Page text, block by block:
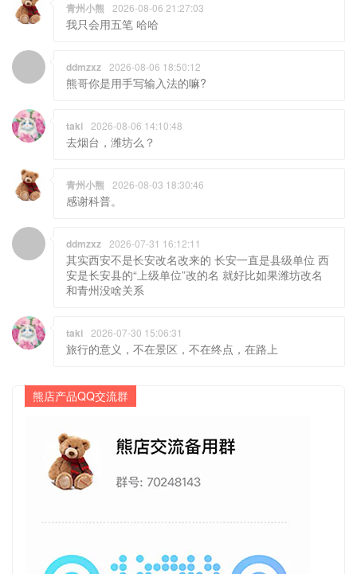
青州小熊 2026-08-06 21:27:03
我只会用五笔 哈哈
ddmzxz 2026-08-06 18:50:12
熊哥你是用手写输入法的嘛?
taki 2026-08-06 14:10:48
去烟台，潍坊么？
青州小熊 2026-08-03 18:30:46
感谢科普。
ddmzxz 2026-07-31 16:12:11
其实西安不是长安改名改来的 长安一直是县级单位 西
安是长安县的“上级单位”改的名 就好比如果潍坊改名
和青州没啥关系
taki 2026-07-30 15:06:31
旅行的意义，不在景区，不在终点，在路上
熊店产品QQ交流群